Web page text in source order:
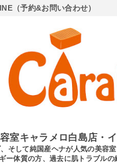
（予約&お問い合わせ）
室キャラメロ白島店・
して純国産ヘナが人気の美容
ー体質の方、過去に肌トラブル